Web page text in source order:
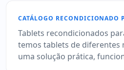
CATÁLOGO RECONDICIONADO
Tablets recondicionados
temos tablets de diferentes
uma solução prática,